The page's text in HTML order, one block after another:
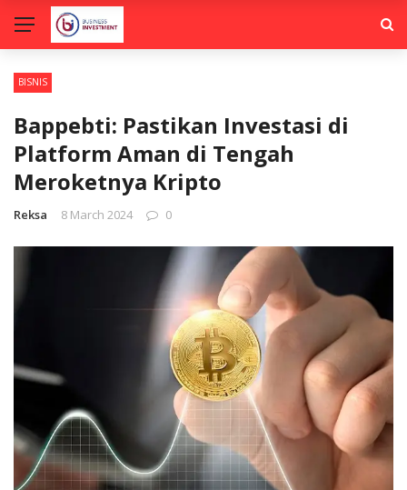
BISNIS
Bappebti: Pastikan Investasi di
Platform Aman di Tengah
Meroketnya Kripto
Reksa 8 March 2024 0